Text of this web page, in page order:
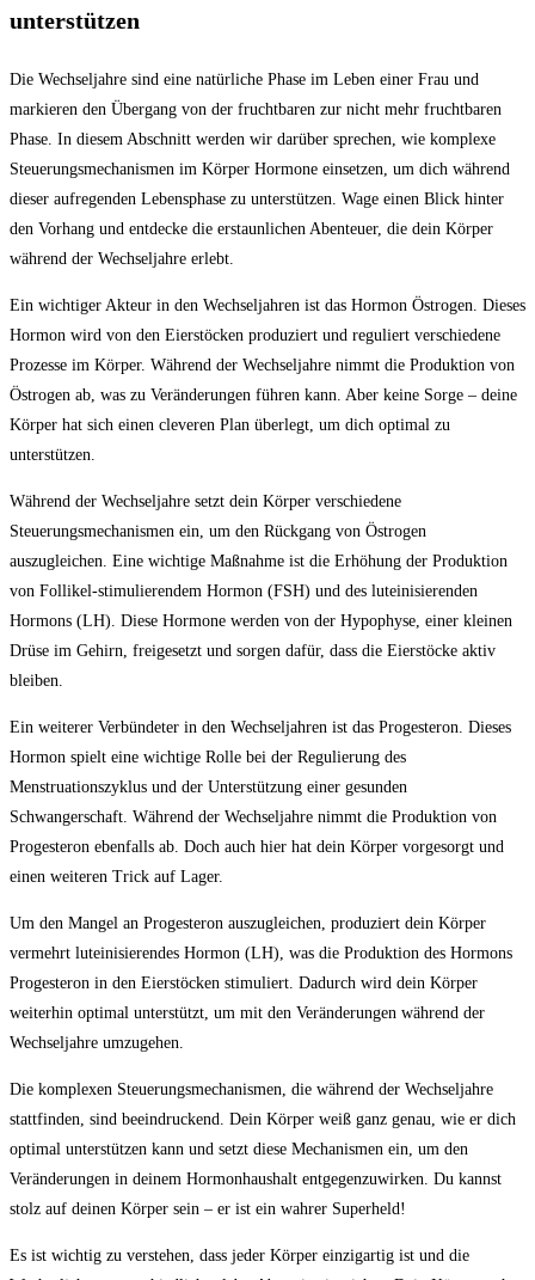
unterstützen
Die Wechseljahre sind eine natürliche Phase im Leben einer Frau und
markieren den Übergang von der fruchtbaren zur nicht mehr fruchtbaren
Phase. In diesem Abschnitt werden wir darüber sprechen, wie komplexe
Steuerungsmechanismen im Körper Hormone einsetzen, um dich während
dieser aufregenden Lebensphase zu unterstützen. Wage einen Blick hinter
den Vorhang und entdecke die erstaunlichen Abenteuer, die dein Körper
während der Wechseljahre erlebt.
Ein wichtiger Akteur in den Wechseljahren ist das Hormon Östrogen. Dieses
Hormon wird von den Eierstöcken produziert und reguliert verschiedene
Prozesse im Körper. Während der Wechseljahre nimmt die Produktion von
Östrogen ab, was zu Veränderungen führen kann. Aber keine Sorge – deine
Körper hat sich einen cleveren Plan überlegt, um dich optimal zu
unterstützen.
Während der Wechseljahre setzt dein Körper verschiedene
Steuerungsmechanismen ein, um den Rückgang von Östrogen
auszugleichen. Eine wichtige Maßnahme ist die Erhöhung der Produktion
von Follikel-stimulierendem Hormon (FSH) und des luteinisierenden
Hormons (LH). Diese Hormone werden von der Hypophyse, einer kleinen
Drüse im Gehirn, freigesetzt und sorgen dafür, dass die Eierstöcke aktiv
bleiben.
Ein weiterer Verbündeter in den Wechseljahren ist das Progesteron. Dieses
Hormon spielt eine wichtige Rolle bei der Regulierung des
Menstruationszyklus und der Unterstützung einer gesunden
Schwangerschaft. Während der Wechseljahre nimmt die Produktion von
Progesteron ebenfalls ab. Doch auch hier hat dein Körper vorgesorgt und
einen weiteren Trick auf Lager.
Um den Mangel an Progesteron auszugleichen, produziert dein Körper
vermehrt luteinisierendes Hormon (LH), was die Produktion des Hormons
Progesteron in den Eierstöcken stimuliert. Dadurch wird dein Körper
weiterhin optimal unterstützt, um mit den Veränderungen während der
Wechseljahre umzugehen.
Die komplexen Steuerungsmechanismen, die während der Wechseljahre
stattfinden, sind beeindruckend. Dein Körper weiß ganz genau, wie er dich
optimal unterstützen kann und setzt diese Mechanismen ein, um den
Veränderungen in deinem Hormonhaushalt entgegenzuwirken. Du kannst
stolz auf deinen Körper sein – er ist ein wahrer Superheld!
Es ist wichtig zu verstehen, dass jeder Körper einzigartig ist und die